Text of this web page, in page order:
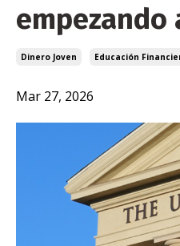
Dinero Joven Educación
Mar 27, 2026